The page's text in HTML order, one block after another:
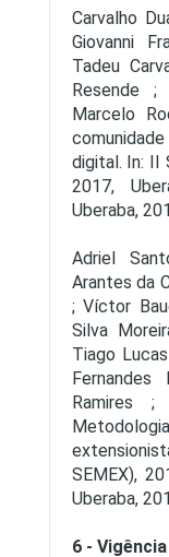
Carvalho
Giovanni
Tadeu
Resende ;
Marcelo
digital. In: II
2017,
Uberaba,
Adriel
Arantes da
; Víctor
Silva
Tiago
Fernandes
Ramires
SEMEX),
Uberaba,
6 - Vigência